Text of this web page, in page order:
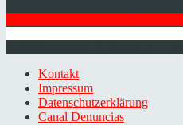
Kontakt
Impressum
Datenschutzerklärung
Canal Denuncias